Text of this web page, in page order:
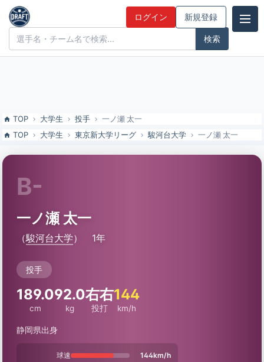
一ノ瀬 太一（駿河台大）の特徴とドラフト評価 | ドラフト候補とみん
なの評価
ドラフト候補とみんなの評価 ログイン 新規登録
TOP 大学生 投手
一ノ瀬 太一
TOP
大学生 東京新大学リーグ 駿河台大学 一ノ瀬 太一
B-
一ノ瀬 太一
（駿河台大学） 1年
投手
189.0
cm
92.0
kg
右右
投打
144
km/h
静岡県出身
球速 144km/h